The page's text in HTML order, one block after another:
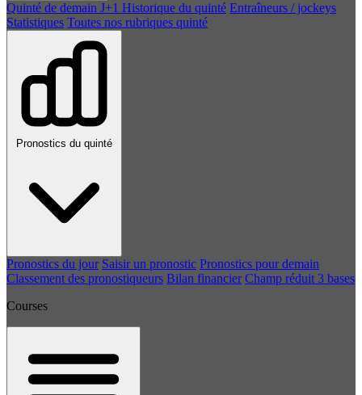
Quinté de demain J+1 Historique du quinté Entraîneurs / jockeys
Statistiques Toutes nos rubriques quinté
Pronostics du quinté
Pronostics du jour Saisir un pronostic Pronostics pour demain
Classement des pronostiqueurs Bilan financier Champ réduit 3 bases
Courses